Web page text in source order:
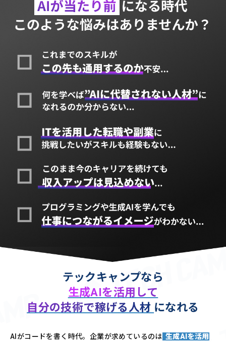
テックキャンプなら
生成AIを活用して
自分の技術で稼げる人材 になれる
AIがコードを書く時代。企業が求めているのは 生成AIを活用